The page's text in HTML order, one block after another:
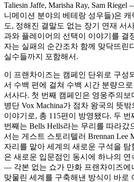
Taliesin Jaffe, Marisha Ray, Sam
니메이션 분야의 베테랑 성우들)은
도, 정해진 결말도 없는 장기 연재 서
과와 플레이어의 선택이 이야기를 결
자는 실패의 순간조차 함께 맞닥뜨린
실수들까지 포함해서.
이 프랜차이즈는 캠페인 단위로 구성
서 수백 편에 걸쳐 수백 시간 분량으
서사다. 첫 번째 캠페인은 영웅주의보
병단 Vox Machina가 점차 왕국의 뜻
이야기로, 총 115편이 방영됐다. 두 번
번째는 Bells Hells라는 무리를 따라갔
서는 게스트 스토리텔러 Brennan Lee
자리를 맡아 세계의 새로운 구석을 탐
은 새로운 입문점인 동시에 하나의 연
— 각본 없는 쇼가 만화 프랜차이즈에
맞물린 세계를 구축해낸 방식이 바로